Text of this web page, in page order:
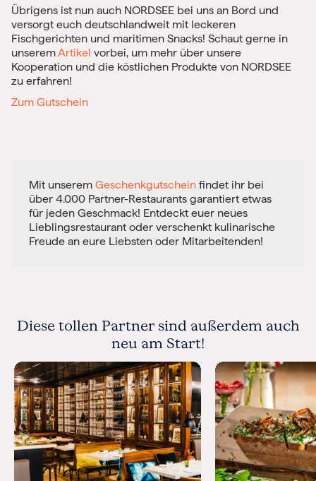
Übrigens ist nun auch NORDSEE bei uns an Bord und
versorgt euch deutschlandweit mit leckeren
Fischgerichten und maritimen Snacks! Schaut gerne in
unseremArtikel vorbei, um mehr über unsere
Kooperation und die köstlichen Produkte von NORDSEE
zu erfahren!
Zum Gutschein
Mit unserem Geschenkgutschein findet ihr bei
über 4.000 Partner-Restaurants garantiert etwas
für jeden Geschmack! Entdeckt euer neues
Lieblingsrestaurant oder verschenkt kulinarische
Freude an eure Liebsten oder Mitarbeitenden!
Diese tollen Partner sind außerdem auch
neu am Start!